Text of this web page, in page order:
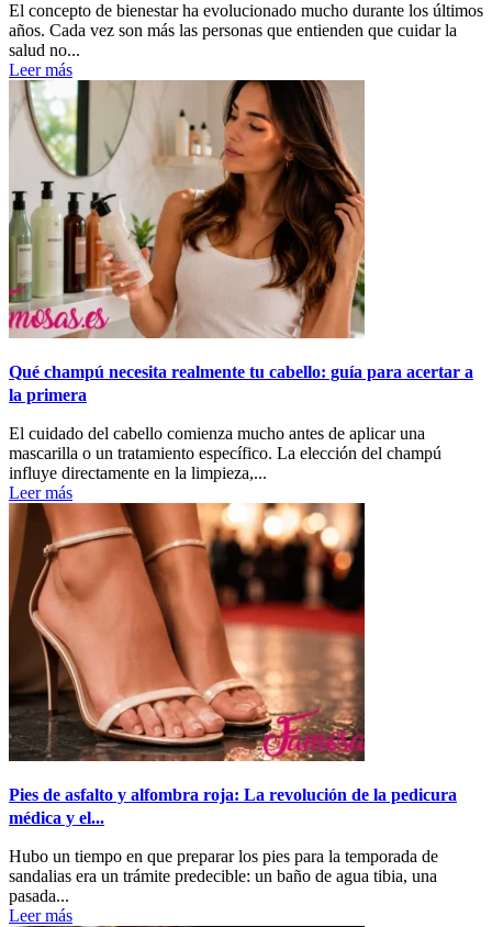
El concepto de bienestar ha evolucionado mucho durante los últimos
años. Cada vez son más las personas que entienden que cuidar la
salud no...
Leer más
Qué champú necesita realmente tu cabello: guía para acertar a
la primera
El cuidado del cabello comienza mucho antes de aplicar una
mascarilla o un tratamiento específico. La elección del champú
influye directamente en la limpieza,...
Leer más
Pies de asfalto y alfombra roja: La revolución de la pedicura
médica y el...
Hubo un tiempo en que preparar los pies para la temporada de
sandalias era un trámite predecible: un baño de agua tibia, una
pasada...
Leer más